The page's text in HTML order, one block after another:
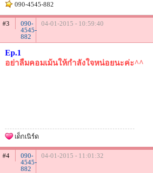
090-4545-882
#3
090-
4545-
882
04-01-2015 - 10:59:40
Ep.1
อย่าลืมคอมเม้นให้กำลังใจหน่อยนะค่ะ^^
เด็กเนิร์ด
#4
090-
4545-
882
04-01-2015 - 11:01:32